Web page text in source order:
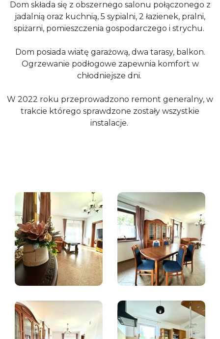
Dom składa się z obszernego salonu połączonego z
jadalnią oraz kuchnią, 5 sypialni, 2 łazienek, pralni,
spiżarni, pomieszczenia gospodarczego i strychu.
Dom posiada wiatę garażową, dwa tarasy, balkon.
Ogrzewanie podłogowe zapewnia komfort w
chłodniejsze dni.
W 2022 roku przeprowadzono remont generalny, w
trakcie którego sprawdzone zostały wszystkie
instalacje.